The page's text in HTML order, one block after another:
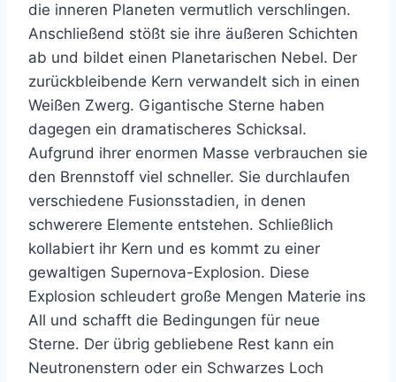
die inneren Planeten vermutlich verschlingen.
Anschließend stößt sie ihre äußeren Schichten
ab und bildet einen Planetarischen Nebel. Der
zurückbleibende Kern verwandelt sich in einen
Weißen Zwerg. Gigantische Sterne haben
dagegen ein dramatischeres Schicksal.
Aufgrund ihrer enormen Masse verbrauchen sie
den Brennstoff viel schneller. Sie durchlaufen
verschiedene Fusionsstadien, in denen
schwerere Elemente entstehen. Schließlich
kollabiert ihr Kern und es kommt zu einer
gewaltigen Supernova-Explosion. Diese
Explosion schleudert große Mengen Materie ins
All und schafft die Bedingungen für neue
Sterne. Der übrig gebliebene Rest kann ein
Neutronenstern oder ein Schwarzes Loch